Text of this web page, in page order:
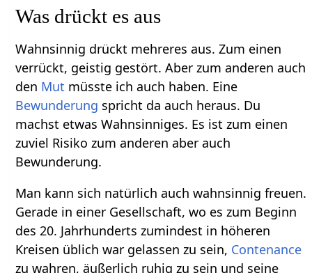
Was drückt es aus
Wahnsinnig drückt mehreres aus. Zum einen
verrückt, geistig gestört. Aber zum anderen auch
den Mut müsste ich auch haben. Eine
Bewunderung spricht da auch heraus. Du
machst etwas Wahnsinniges. Es ist zum einen
zuviel Risiko zum anderen aber auch
Bewunderung.
Man kann sich natürlich auch wahnsinnig freuen.
Gerade in einer Gesellschaft, wo es zum Beginn
des 20. Jahrhunderts zumindest in höheren
Kreisen üblich war gelassen zu sein, Contenance
zu wahren, äußerlich ruhig zu sein und seine